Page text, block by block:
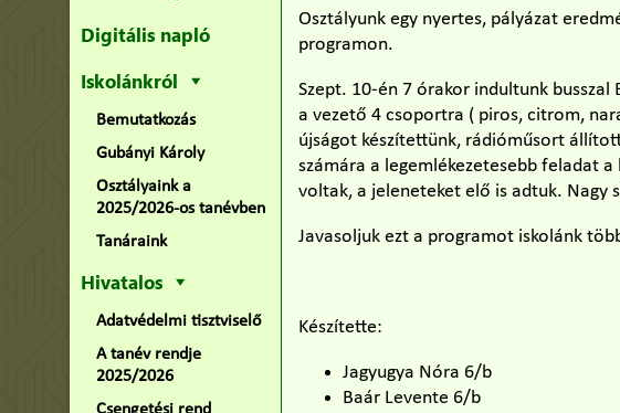
Digitális napló
Iskolánkról
Bemutatkozás
Gubányi Károly
Osztályaink a
2025/2026-os tanévben
Tanáraink
Hivatalos
Adatvédelmi tisztviselő
A tanév rendje
2025/2026
Osztályunk egy nyertes, pályázat
programon.
Szept. 10-én 7 órakor indultunk
a vezető 4 csoportra ( piros, citrom,
újságot készítettünk, rádióműsort
számára a legemlékezetesebb feladat
voltak, a jeleneteket elő is adtuk. Nagy
Javasoljuk ezt a programot iskolánk
Készítette:
Jagyugya Nóra 6/b
Baár Levente 6/b